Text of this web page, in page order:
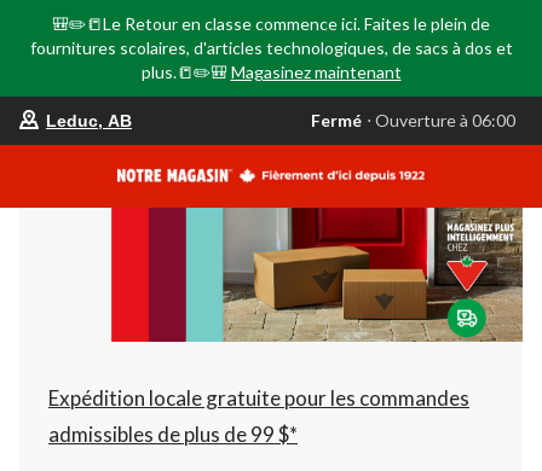
🎒✏️📒Le Retour en classe commence ici. Faites le plein de
fournitures scolaires, d'articles technologiques, de sacs à dos et
plus.📒✏️🎒 Magasinez maintenant
votre
est
AB,
Fermé,
Ouverture
à
06:00
changer
Leduc, AB Fermé ⋅ Ouverture à 06:00
Expédition locale gratuite pour les commandes
admissibles de plus de 99 $*